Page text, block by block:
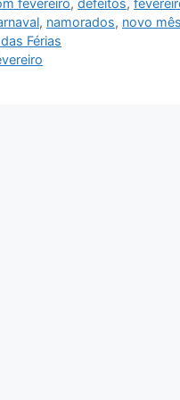
fevereiro,defeitos,
, namorados, novo mês
Férias